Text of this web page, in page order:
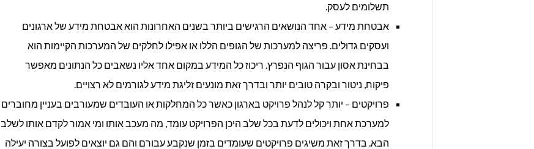
תשלומים לעסק.
אבטחת מידע – אחד הנושאים הרגישים ביותר בשנים האחרונות הוא אבטחת מידע של ארגונים
ועסקים גדולים. פריצה למערכות של הגופים הללו או אפילו לחלקים של המערכות הקיימות הוא
בבחינת אסון עבור הגוף הנפרץ. ריכוז כל המידע במקום אחד אליו נשאבים כל הנתונים מאפשר
פיקוח, ניטור ובקרה טובים יותר ובדרך זאת מונעים זליגת מידע לגורמים לא רצויים.
פרויקטים – יותר קל לנהל פרויקט בארגון כאשר כל המחלקות או העובדים שמעורבים בעניין מחוברים
למערכת אחת ויכולים לדעת בכל שלב היכן הפרויקט עומד, מה מעכב אותו ומי אמור לקדם אותו לשלב
הבא. בדרך זאת משיגים פרויקטים שעומדים בזמן שנקבע עבורם והם גם יוצאים לפועל בצורה יעילה